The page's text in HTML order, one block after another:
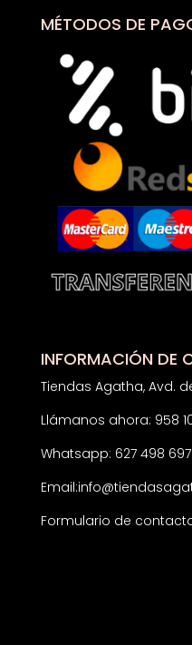
MÉTODOS DE
INFORMACIÓN DE
Tiendas Agatha, Avd.
Llámanos ahora: 958
Whatsapp: 627 498 697
Email:
Formulario de